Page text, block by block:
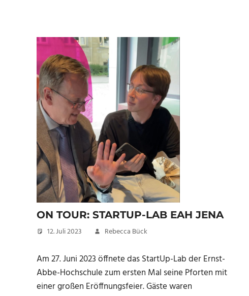
ON TOUR: STARTUP-LAB EAH JENA
12. Juli 2023 Rebecca Bück
Am 27. Juni 2023 öffnete das StartUp-Lab der Ernst-
Abbe-Hochschule zum ersten Mal seine Pforten mit
einer großen Eröffnungsfeier. Gäste waren